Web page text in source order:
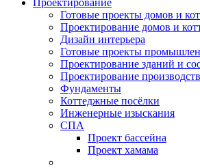
Проектирование
Готовые проекты домов и
Проектирование домов и
Дизайн интерьера
Готовые проекты
Проектирование зданий и
Проектирование производств
Фундаменты
Коттеджные посёлки
Инженерные изыскания
СПА
Проект бассейна
Проект хамама